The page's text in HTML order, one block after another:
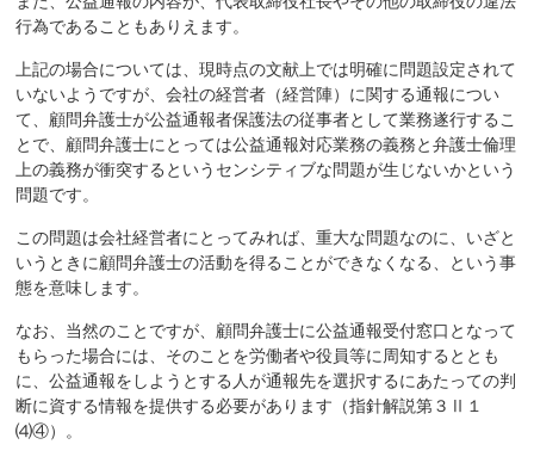
行為であることもありえます。
上記の場合については、現時点の文献上では明確に問題設定されて
いないようですが、会社の経営者（経営陣）に関する通報につい
て、顧問弁護士が公益通報者保護法の従事者として業務遂行するこ
とで、顧問弁護士にとっては公益通報対応業務の義務と弁護士倫理
上の義務が衝突するというセンシティブな問題が生じないかという
問題です。
この問題は会社経営者にとってみれば、重大な問題なのに、いざと
いうときに顧問弁護士の活動を得ることができなくなる、という事
態を意味します。
なお、当然のことですが、顧問弁護士に公益通報受付窓口となって
もらった場合には、そのことを労働者や役員等に周知するととも
に、公益通報をしようとする人が通報先を選択するにあたっての判
断に資する情報を提供する必要があります（指針解説第３Ⅱ１
⑷④）。